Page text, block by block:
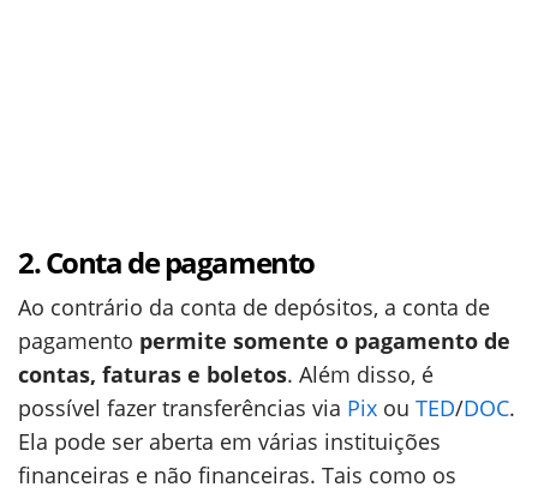
2. Conta de pagamento
Ao contrário da conta de depósitos, a conta de
pagamento permite somente o pagamento de
contas, faturas e boletos. Além disso, é
possível fazer transferências via Pix ou TED/DOC.
Ela pode ser aberta em várias instituições
financeiras e não financeiras. Tais como os